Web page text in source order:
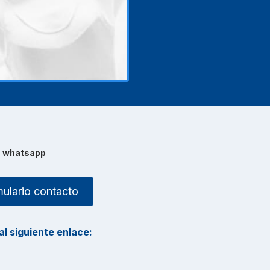
whatsapp
contacto
siguiente enlace: